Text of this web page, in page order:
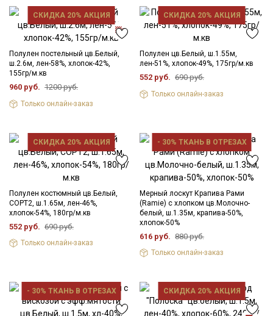
СКИДКА 20% АКЦИЯ
Полулен постельный цв.Белый,
ш.2.6м, лен-58%, хлопок-42%,
155гр/м.кв
960 руб. 1200 руб.
Только онлайн-заказ
СКИДКА 20% АКЦИЯ
Полулен цв.Белый, ш.1.55м,
лен-51%, хлопок-49%, 175гр/м.кв
552 руб. 690 руб.
Только онлайн-заказ
СКИДКА 20% АКЦИЯ
Полулен костюмный цв.Белый,
СОРТ2, ш.1.65м, лен-46%,
хлопок-54%, 180гр/м.кв
552 руб. 690 руб.
Только онлайн-заказ
- 30% ТКАНЬ В ОТРЕЗАХ
Мерный лоскут Крапива Рами
(Ramie) с хлопком цв.Молочно-
белый, ш.1.35м, крапива-50%,
хлопок-50%
616 руб. 880 руб.
Только онлайн-заказ
- 30% ТКАНЬ В ОТРЕЗАХ СКИДКА 20% АКЦИЯ